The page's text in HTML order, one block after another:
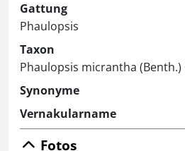
Gattung
Phaulopsis
Taxon
Phaulopsis micrantha (Benth.)
Synonyme
Vernakularname
Fotos